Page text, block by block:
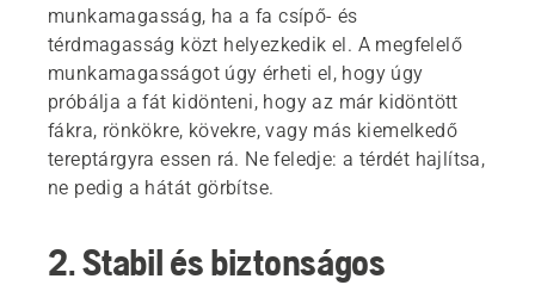
munkamagasság, ha a fa csípő- és
térdmagasság közt helyezkedik el. A megfelelő
munkamagasságot úgy érheti el, hogy úgy
próbálja a fát kidönteni, hogy az már kidöntött
fákra, rönkökre, kövekre, vagy más kiemelkedő
tereptárgyra essen rá. Ne feledje: a térdét hajlítsa,
ne pedig a hátát görbítse.
2. Stabil és biztonságos